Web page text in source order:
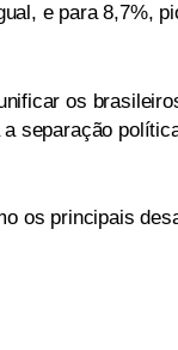
e para 8,7%,
os
separação
os principais